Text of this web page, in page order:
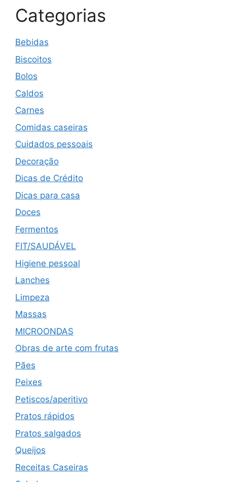
Categorias
Bebidas
Biscoitos
Bolos
Caldos
Carnes
Comidas caseiras
Cuidados pessoais
Decoração
Dicas de Crédito
Dicas para casa
Doces
Fermentos
FIT/SAUDÁVEL
Higiene pessoal
Lanches
Limpeza
Massas
MICROONDAS
Obras de arte com frutas
Pães
Peixes
Petiscos/aperitivo
Pratos rápidos
Pratos salgados
Queijos
Receitas Caseiras